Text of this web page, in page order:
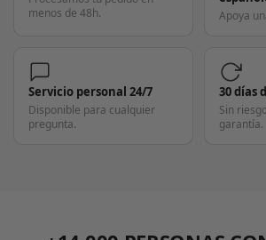
menos de 48h.
Apoya
Servicio personal 24/7
Disponible para cualquier
pregunta.
30 días
Sin
garantía.